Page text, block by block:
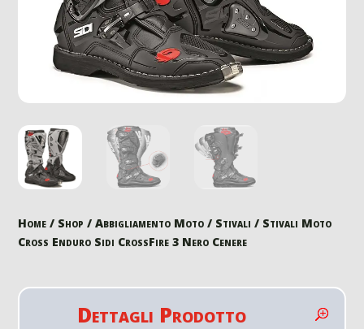
Home / Shop /Abbigliamento Moto / Stivali / Stivali Moto
Cross Enduro Sidi CrossFire 3 Nero Cenere
Dettagli Prodotto